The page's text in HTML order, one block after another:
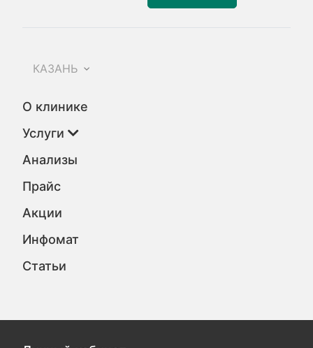
КАЗАНЬ
О клинике
Услуги
Анализы
Прайс
Акции
Инфомат
Статьи